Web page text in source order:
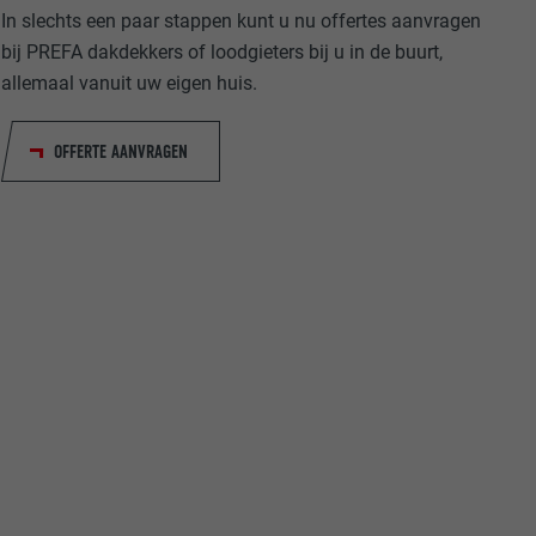
In slechts een paar stappen kunt u nu offertes aanvragen
bij PREFA dakdekkers of loodgieters bij u in de buurt,
allemaal vanuit uw eigen huis.
OFFERTE AANVRAGEN
het
ons"-